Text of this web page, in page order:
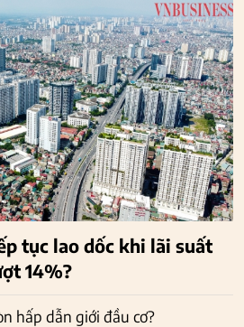
tục lao dốc khi lãi suất
14%?
hấp dẫn giới đầu cơ?